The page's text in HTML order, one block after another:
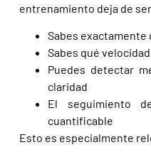
entrenamiento deja de
Sabes exactamente
Sabes qué
Puedes detectar
claridad
El seguimiento
cuantificable
Esto es especialmente